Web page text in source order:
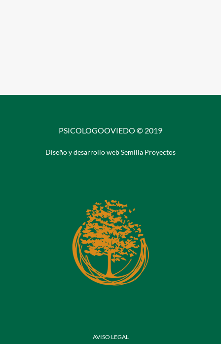
PSICOLOGOOVIEDO © 2019
Diseño y desarrollo web Semilla Proyectos
AVISO LEGAL